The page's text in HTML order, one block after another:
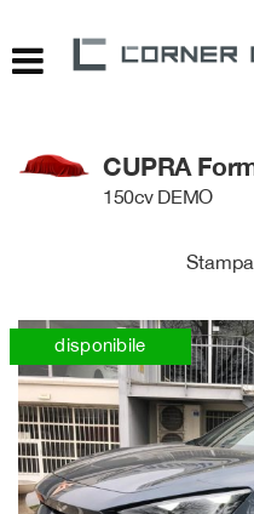
CUPRA
150cv DEMO
Stampa
disponibile
tue
esprimere
tue
preferenze
di
consenso
alle
tecnologie